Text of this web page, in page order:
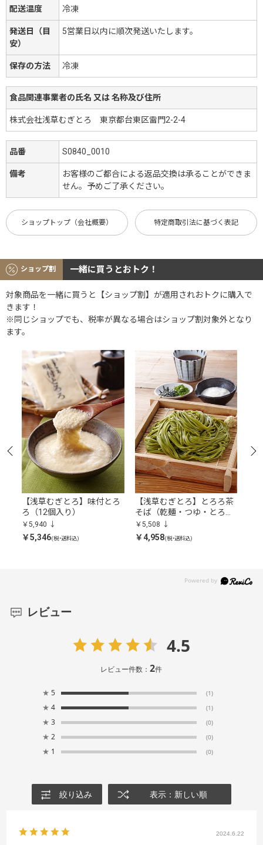
配送温度 冷凍
発送日（目
安）
5営業日以内に順次発送いたします。
保存の方法 冷凍
食品関連事業者の氏名 又は 名称及び住所
株式会社浅草むぎとろ 東京都台東区雷門2-2-4
品番 S0840_0010
備考
お客様のご都合による返品交換は承ることができま
せん。予めご了承ください。
ショップトップ（会社概要） 特定商取引法に基づく表記
ショップ割 一緒に買うとおトク！
対象商品を一緒に買うと【ショップ割】が適用されおトクに購入で
きます！
※同じショップでも、税率が異なる場合はショップ割対象外となり
ます。
【浅草むぎとろ】味付とろ
ろ（12個入り）
￥5,940
￥5,346(税・送料込)
【浅草むぎとろ】とろろ茶
そば（乾麺・つゆ・とろろ
付き 6食入り）
￥5,508
￥4,958(税・送料込)
レビュー
4.5
レビュー件数：2件
★ 5 (1)
★ 4 (1)
★ 3 (0)
★ 2 (0)
★ 1 (0)
絞り込み 表示：新しい順
2024.6.22